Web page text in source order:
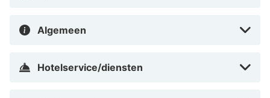
Algemeen
Hotelservice/diensten